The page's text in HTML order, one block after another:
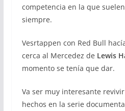
competencia en la que
siempre.
Vesrtappen con Red Bull
cerca al Mercedez de Lewis
momento se tenía que dar.
Va ser muy interesante
hechos en la serie